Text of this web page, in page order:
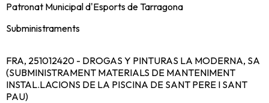
Patronat Municipal d'Esports de Tarragona
Subministraments
FRA, 251012420 - DROGAS Y PINTURAS LA MODERNA, SA
(SUBMINISTRAMENT MATERIALS DE MANTENIMENT
INSTAL.LACIONS DE LA PISCINA DE SANT PERE I SANT
PAU)